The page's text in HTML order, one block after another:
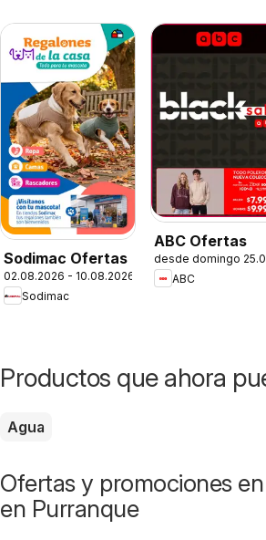
Sodimac Ofertas
02.08.2026 - 10.08.2026
Sodimac
ABC Ofertas
desde domingo
ABC
Productos que ahora
Agua
Ofertas y promociones
en Purranque